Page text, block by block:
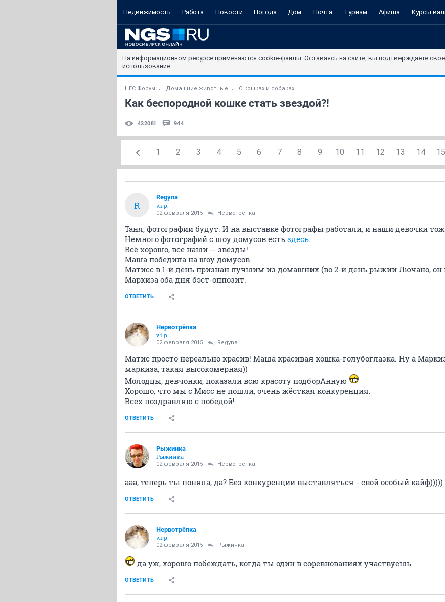
Недвижимость Работа Новости Погода Дом Почта Туризм Афиша Курсы
На информационном ресурсе применяются cookie-файлы. Оставаясь на сайте, вы подтверждаете свое
использование.
НГС.Форум Домашние животные О кошках и собаках
Как беспородной кошке стать звездой?!
422081 944
1 2 3 4 5 6 7 8 9 10 11 12 13 14 15
R
Regуnа
v.i.p.
02 февраля 2015 Нервотрёпка
Таня, фотографии будут. И на выставке фотографы работали, и наши девочки
Немного фотографий с шоу домусов есть здесь.
Всё хорошо, все наши -- звёзды!
Маша победила на шоу домусов.
Матисс в 1-й день признан лучшим из домашних (во 2-й день рыжий Лючано, он
Маркиза оба дня бэст-оппозит.
ОТВЕТИТЬ
Нервотрёпка
v.i.p.
02 февраля 2015 Regуnа
Матис просто нереально красив! Маша красивая кошка-голубоглазка. Ну а
маркиза, такая высокомерная))
Молодцы, девчонки, показали всю красоту подборАнную
Хорошо, что мы с Мисс не пошли, очень жёсткая конкуренция.
Всех поздравляю с победой!
ОТВЕТИТЬ
Рыжинка
Рыжинка
02 февраля 2015 Нервотрёпка
ааа, теперь ты поняла, да? Без конкуренции выставляться - свой особый кайф)))))
ОТВЕТИТЬ
Нервотрёпка
v.i.p.
02 февраля 2015 Рыжинка
да уж, хорошо побеждать, когда ты один в соревнованиях участвуешь
ОТВЕТИТЬ